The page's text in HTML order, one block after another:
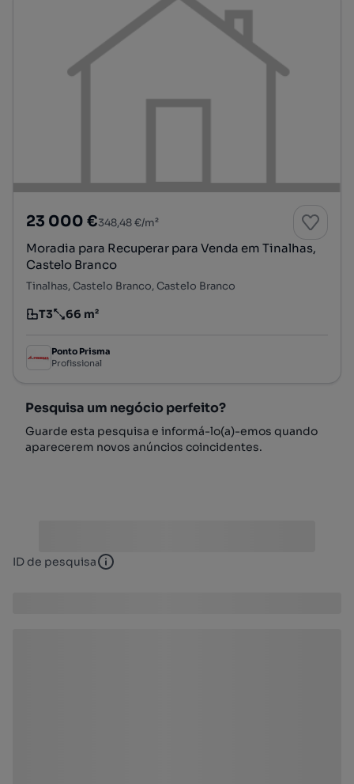
23 000 €348,48 €/m²
Moradia para Recuperar para Venda em Tinalhas,
Castelo Branco
Tinalhas, Castelo Branco, Castelo Branco
Tipologia
T3
Preço por metro quadrado
66 m²
Ponto Prisma
Profissional
Pesquisa um negócio perfeito?
Guarde esta pesquisa e informá-lo(a)-emos quando
aparecerem novos anúncios coincidentes.
ID de pesquisa ID de pesquisa